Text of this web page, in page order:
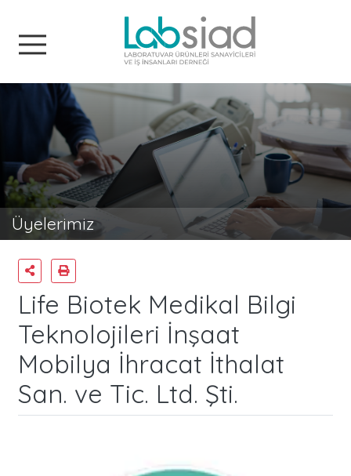
Üyelerimiz
Life Biotek Medikal Bilgi
Teknolojileri İnşaat
Mobilya İhracat İthalat
San. ve Tic. Ltd. Şti.